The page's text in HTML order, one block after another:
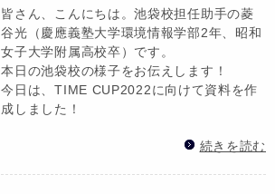
皆さん、こんにちは。池袋校担任助手の菱
谷光（慶應義塾大学環境情報学部2年、昭和
女子大学附属高校卒）です。
本日の池袋校の様子をお伝えします！
今日は、TIME CUP2022に向けて資料を作
成しました！
続きを読む